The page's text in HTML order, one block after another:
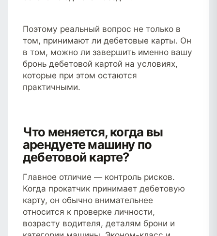
Поэтому реальный вопрос не только в
том, принимают ли дебетовые карты. Он
в том, можно ли завершить именно вашу
бронь дебетовой картой на условиях,
которые при этом остаются
практичными.
Что меняется, когда вы
арендуете машину по
дебетовой карте?
Главное отличие — контроль рисков.
Когда прокатчик принимает дебетовую
карту, он обычно внимательнее
относится к проверке личности,
возрасту водителя, деталям брони и